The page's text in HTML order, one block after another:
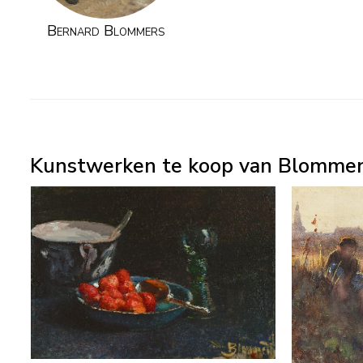
Bernard Blommers
Kunstwerken te koop van